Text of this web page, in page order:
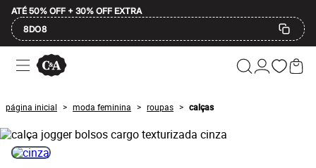
ATÉ 50% OFF + 30% OFF EXTRA
8DO8
Ofertas
Compre por Departamento
Masculino
Infantil
Calçados
Mindse7
Plus Size
página inicial > moda feminina > roupas > calças